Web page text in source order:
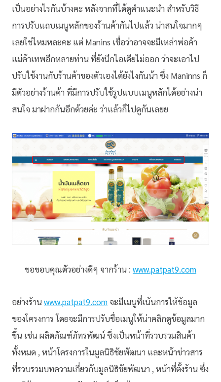
เป็นอย่างไรกันบ้างคะ หลังจากที่ได้ดูคำแนะนำ สำหรับวิธี
การปรับแถบเมนูหลักของร้านค้ากันไปแล้ว น่าสนใจมากๆ
เลยใช่ไหมหละคะ แต่ Manins เชื่อว่าอาจจะมีเหล่าพ่อค้า
แม่ค้าเทพอีกหลายท่าน ที่ยังนึกไอเดียไม่ออก ว่าจะเอาไป
ปรับใช้งานกับร้านค้าของตัวเองได้ยังไงกันน้า ซึ่ง Maninns ก็
มีตัวอย่างร้านค้า ที่มีการปรับใช้รูปแบบเมนูหลักได้อย่างน่า
สนใจ มาฝากกันอีกด้วยค่ะ ว่าแล้วก็ไปดูกันเลยย
ขอขอบคุณตัวอย่างดีๆ จากร้าน : www.patpat9.com
อย่างร้าน www.patpat9.com จะมีเมนูที่เน้นการให้ข้อมูล
ของโครงการ โดยจะมีการปรับชื่อเมนูให้น่าคลิกดูข้อมูลมาก
ขึ้น เช่น ผลิตภัณฑ์ภัทรพัฒน์ ซึ่งเป็นหน้าที่รวบรวมสินค้า
ทั้งหมด , หน้าโครงการในมูลนิธิชัยพัฒนา และหน้าข่าวสาร
ที่รวบรวมบทความเกี่ยวกับมูลนิธิชัยพัฒนา , หน้าที่ตั้งร้าน ซึ่ง